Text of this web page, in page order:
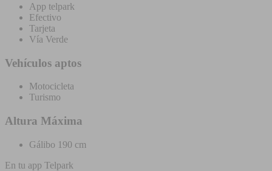
App telpark
Efectivo
Tarjeta
Vía Verde
Vehículos aptos
Motocicleta
Turismo
Altura Máxima
Gálibo 190 cm
En tu app Telpark